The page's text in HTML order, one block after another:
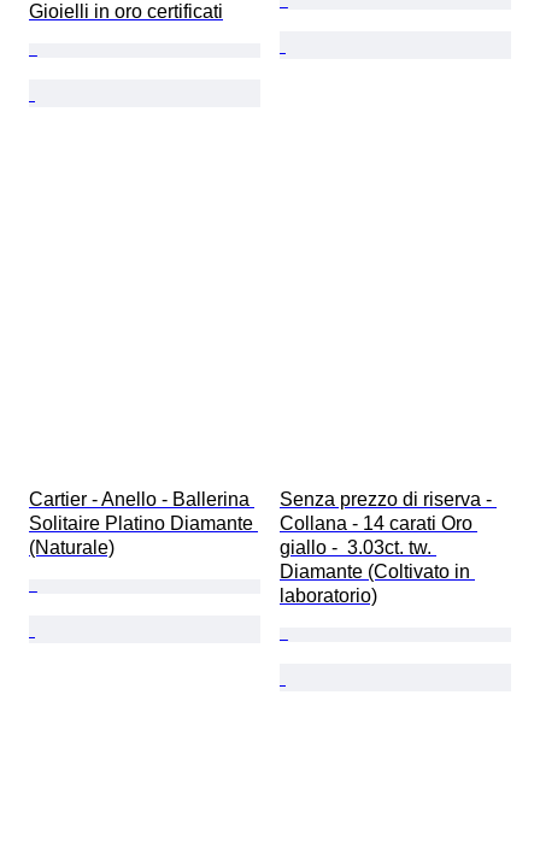
Gioielli in oro certificati
Cartier - Anello - Ballerina
Solitaire Platino Diamante
(Naturale)
Senza prezzo di riserva -
Collana - 14 carati Oro
giallo -  3.03ct. tw.
Diamante (Coltivato in
laboratorio)